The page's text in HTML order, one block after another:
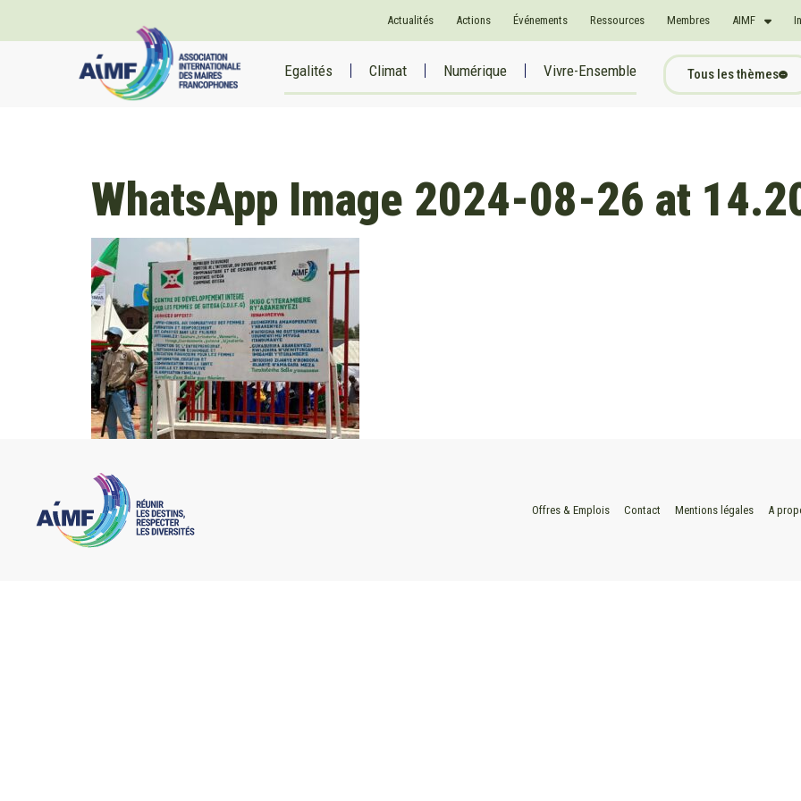
Actualités Actions Événements Ressources Membres AIMF
Egalités Climat Numérique Vivre-Ensemble Tous les thèmes
WhatsApp Image 2024-08-26 at
Offres & Emplois Contact Mentions légales A